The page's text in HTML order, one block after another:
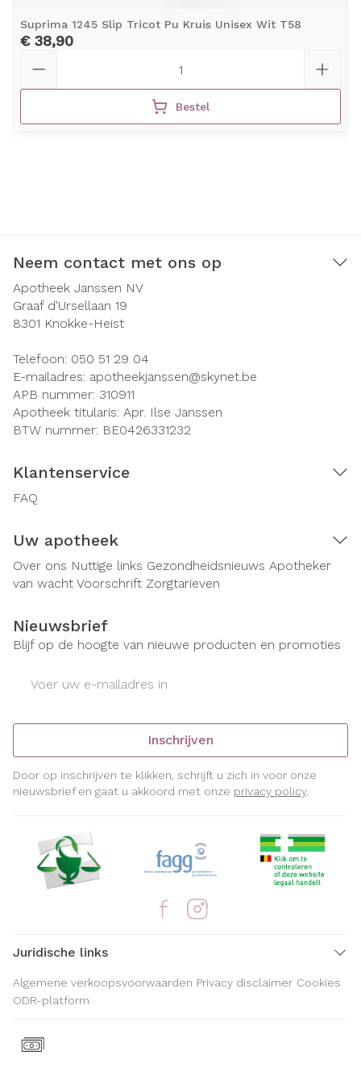
Suprima 1245 Slip Tricot Pu Kruis Unisex Wit T58
€ 38,90
Bestel
Neem contact met ons op
Apotheek Janssen NV
Graaf d'Ursellaan 19
8301 Knokke-Heist
Telefoon: 050 51 29 04
E-mailadres: apotheekjanssen@skynet.be
APB nummer: 310911
Apotheek titularis: Apr. Ilse Janssen
BTW nummer: BE0426331232
Klantenservice
FAQ
Uw apotheek
Over ons Nuttige links Gezondheidsnieuws Apotheker
van wacht Voorschrift Zorgtarieven
Nieuwsbrief
Blijf op de hoogte van nieuwe producten en promoties
Inschrijven
Door op inschrijven te klikken, schrijft u zich in voor onze
nieuwsbrief en gaat u akkoord met onze privacy policy.
Juridische links
Algemene verkoopsvoorwaarden Privacy disclaimer Cookies
ODR-platform